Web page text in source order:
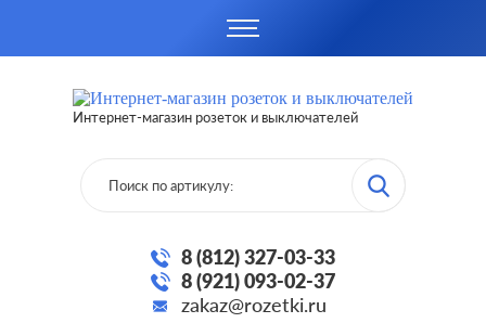
Интернет-магазин розеток и выключателей
8 (812) 327-03-33
8 (921) 093-02-37
zakaz@rozetki.ru